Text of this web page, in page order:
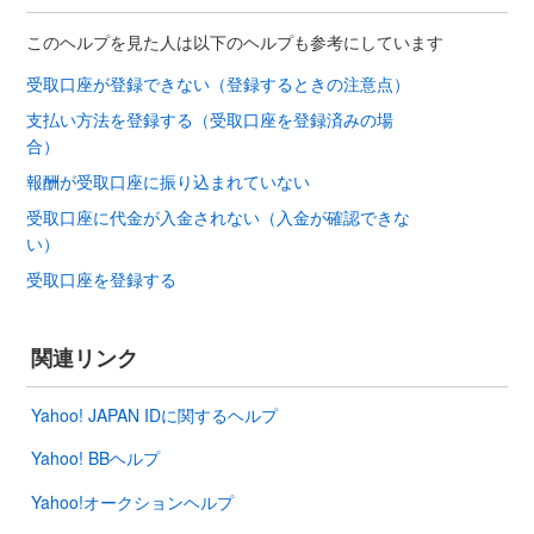
このヘルプを見た人は以下のヘルプも参考にしています
受取口座が登録できない（登録するときの注意点）
支払い方法を登録する（受取口座を登録済みの場
合）
報酬が受取口座に振り込まれていない
受取口座に代金が入金されない（入金が確認できな
い）
受取口座を登録する
関連リンク
Yahoo! JAPAN IDに関するヘルプ
Yahoo! BBヘルプ
Yahoo!オークションヘルプ